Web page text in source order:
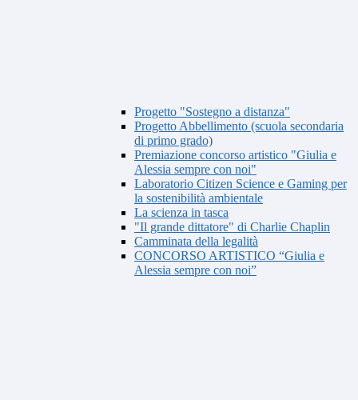
Progetto "Sostegno a distanza"
Progetto Abbellimento (scuola secondaria
di primo grado)
Premiazione concorso artistico "Giulia e
Alessia sempre con noi"
Laboratorio Citizen Science e Gaming per
la sostenibilità ambientale
La scienza in tasca
"Il grande dittatore" di Charlie Chaplin
Camminata della legalità
CONCORSO ARTISTICO “Giulia e
Alessia sempre con noi”